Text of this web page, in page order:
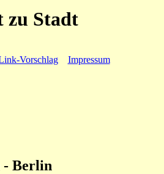
zu Stadt
Vorschlag Impressum
- Berlin